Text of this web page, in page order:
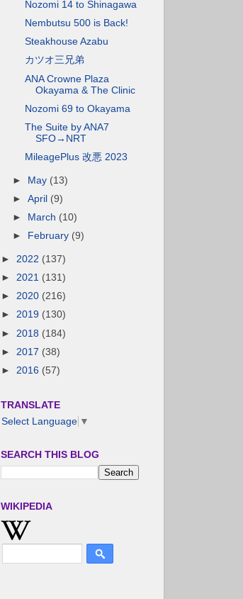
Nozomi 14 to Shinagawa
Nembutsu 500 is Back!
Steakhouse Azabu
カツオ三兄弟
ANA Crowne Plaza
Okayama & The Clinic
Nozomi 69 to Okayama
The Suite by ANA7
SFO→NRT
MileagePlus 改悪 2023
► May (13)
►April (9)
►
March (10)
►
February (9)
► 2022 (137)
► 2021 (131)
► 2020 (216)
► 2019 (130)
► 2018 (184)
► 2017 (38)
► 2016 (57)
TRANSLATE
Select Language ▼
SEARCH THIS BLOG
WIKIPEDIA